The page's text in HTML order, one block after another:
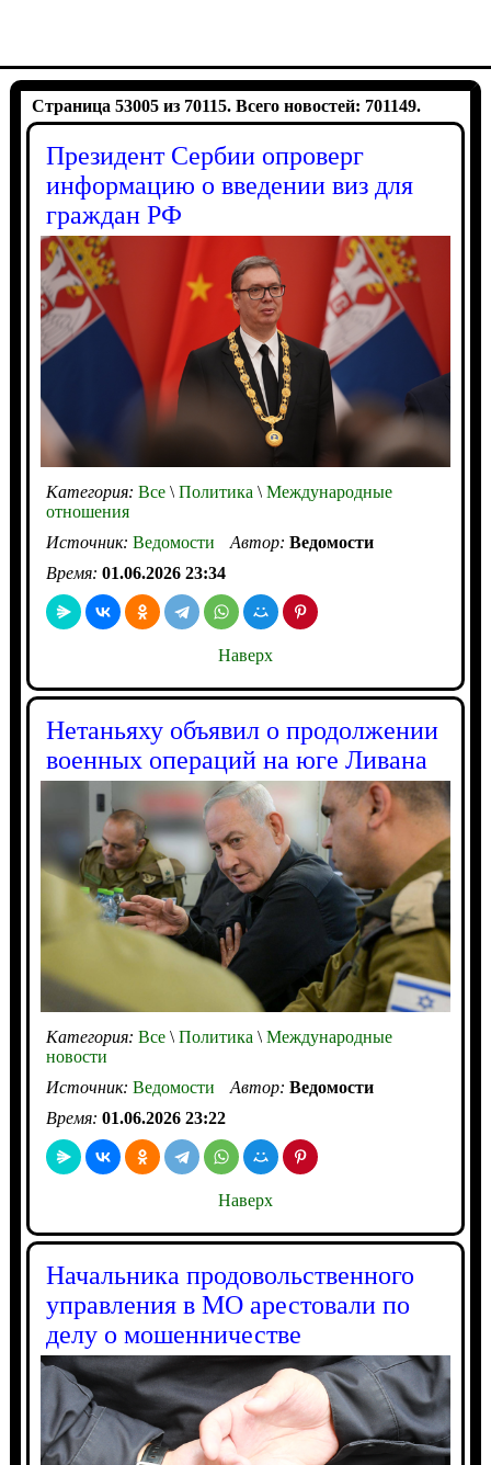
Страница 53005 из 70115. Всего новостей: 701149.
Президент Сербии опроверг
информацию о введении виз для
граждан РФ
Категория: Все\Политика \Международные
отношения
Источник: Ведомости Автор: Ведомости
Время: 01.06.2026 23:34
Наверх
Нетаньяху объявил о продолжении
военных операций на юге Ливана
Категория: Все\Политика \Международные
новости
Источник: Ведомости Автор: Ведомости
Время: 01.06.2026 23:22
Наверх
Начальника продовольственного
управления в МО арестовали по
делу о мошенничестве